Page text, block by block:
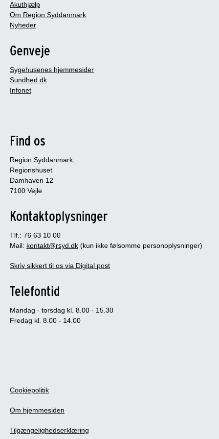
Akuthjælp
Om Region Syddanmark
Nyheder
Genveje
Sygehusenes hjemmesider
Sundhed.dk
Infonet
Find os
Region Syddanmark,
Regionshuset
Damhaven 12
7100 Vejle
Kontaktoplysninger
Tlf.: 76 63 10 00
Mail: kontakt@rsyd.dk (kun ikke følsomme personoplysninger)
Skriv sikkert til os via Digital post
Telefontid
Mandag - torsdag kl. 8.00 - 15.30
Fredag kl. 8.00 - 14.00
Cookiepolitik
Om hjemmesiden
Tilgængelighedserklæring